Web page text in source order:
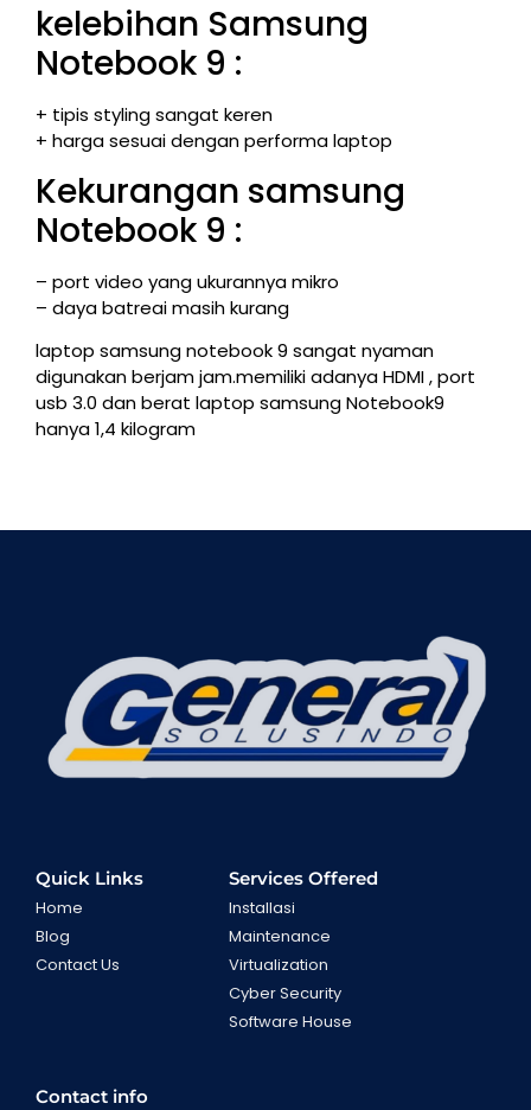
kelebihan Samsung
Notebook 9 :
+ tipis styling sangat keren
+ harga sesuai dengan performa laptop
Kekurangan samsung
Notebook 9 :
– port video yang ukurannya mikro
– daya batreai masih kurang
laptop samsung notebook 9 sangat nyaman
digunakan berjam jam.memiliki adanya HDMI , port
usb 3.0 dan berat laptop samsung Notebook9
hanya 1,4 kilogram
Quick Links
Home
Blog
Contact Us
Services Offered
Installasi
Maintenance
Virtualization
Cyber Security
Software House
Contact info